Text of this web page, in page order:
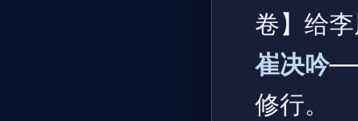
卷】给
崔决吟
修行。